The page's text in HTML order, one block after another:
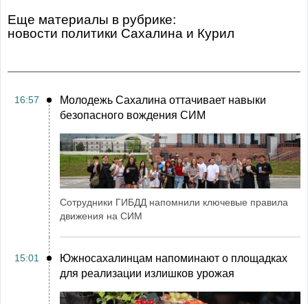
Еще материалы в рубрике:
Новости политики Сахалина и Курил
16:57
Молодежь Сахалина оттачивает навыки
безопасного вождения СИМ
Сотрудники ГИБДД напомнили ключевые правила
движения на СИМ
15:01
Южносахалинцам напоминают о площадках
для реализации излишков урожая